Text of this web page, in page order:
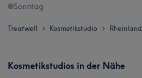
Sonntag
Treatwell > Kosmetikstudio > Rheinland
Kosmetikstudios in der Nähe